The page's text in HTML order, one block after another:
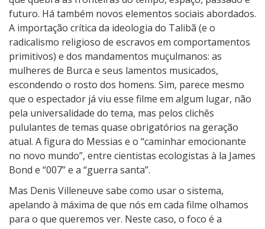
futuro. Há também novos elementos sociais abordados.
A importação crítica da ideologia do Talibã (e o
radicalismo religioso de escravos em comportamentos
primitivos) e dos mandamentos muçulmanos: as
mulheres de Burca e seus lamentos musicados,
escondendo o rosto dos homens. Sim, parece mesmo
que o espectador já viu esse filme em algum lugar, não
pela universalidade do tema, mas pelos clichês
pululantes de temas quase obrigatórios na geração
atual. A figura do Messias e o “caminhar emocionante
no novo mundo”, entre cientistas ecologistas à la James
Bond e “007” e a “guerra santa”.
Mas Denis Villeneuve sabe como usar o sistema,
apelando à máxima de que nós em cada filme olhamos
para o que queremos ver. Neste caso, o foco é a